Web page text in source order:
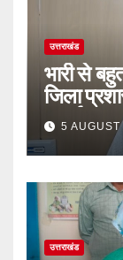
उत्तराखंड
भारी से
जिला
अलर्ट पर
5 AUGUST
उत्तराखंड